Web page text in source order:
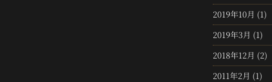
2019年10月 (1)
2019年3月 (1)
2018年12月 (2)
2011年2月 (1)